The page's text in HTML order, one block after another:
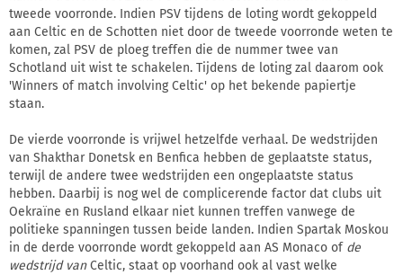
tweede voorronde. Indien PSV tijdens de loting wordt gekoppeld
aan Celtic en de Schotten niet door de tweede voorronde weten te
komen, zal PSV de ploeg treffen die de nummer twee van
Schotland uit wist te schakelen. Tijdens de loting zal daarom ook
'Winners of match involving Celtic' op het bekende papiertje
staan.
De vierde voorronde is vrijwel hetzelfde verhaal. De wedstrijden
van Shakthar Donetsk en Benfica hebben de geplaatste status,
terwijl de andere twee wedstrijden een ongeplaatste status
hebben. Daarbij is nog wel de complicerende factor dat clubs uit
Oekraïne en Rusland elkaar niet kunnen treffen vanwege de
politieke spanningen tussen beide landen. Indien Spartak Moskou
in de derde voorronde wordt gekoppeld aan AS Monaco of de
wedstrijd vanCeltic, staat op voorhand ook al vast welke